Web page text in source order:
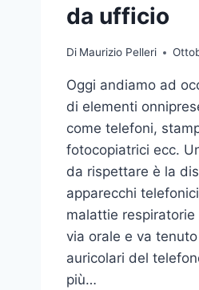
da ufficio
Di Maurizio Pelleri
Oggi andiamo ad
di elementi
come telefoni,
fotocopiatrici ecc.
da rispettare è la
apparecchi
malattie
via orale e va
auricolari del
più…